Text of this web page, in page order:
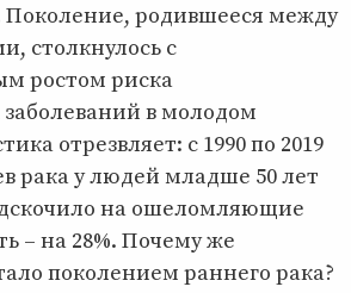
родившееся между
столкнулось с
ростом риска
в молодом
отрезвляет: с 1990 по 2019
рака у людей младше 50 лет
на ошеломляющие
– на 28%. Почему же
поколением раннего рака?